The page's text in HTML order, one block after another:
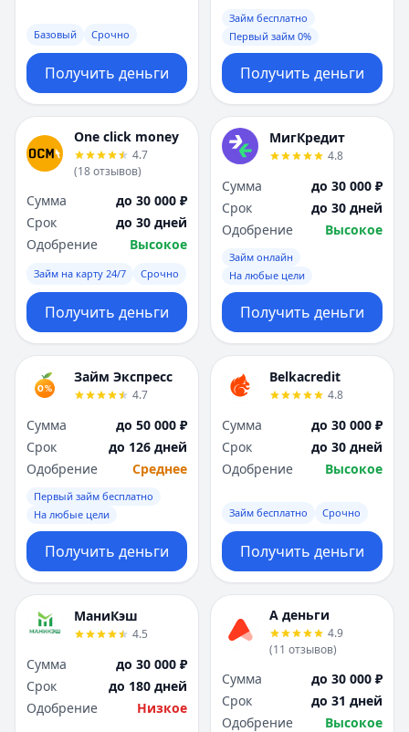
Базовый Срочно
Получить деньги
Займ бесплатно
Первый займ 0%
Получить деньги
One click money
4.7
(18отзывов)
Сумма
до 30 000 ₽
Срок
до 30 дней
Одобрение
Высокое
Займ на карту 24/7 Срочно
Получить деньги
МигКредит
4.8
Сумма
до 30 000 ₽
Срок
до 30 дней
Одобрение
Высокое
Займ онлайн
На любые цели
Получить деньги
Займ Экспресс
4.7
Сумма
до 50 000 ₽
Срок
до 126 дней
Одобрение
Среднее
Первый займ бесплатно
На любые цели
Получить деньги
Belkacredit
4.8
Сумма
до 30 000 ₽
Срок
до 30 дней
Одобрение
Высокое
Займ бесплатно Срочно
Получить деньги
МаниКэш
4.5
Сумма
до 30 000 ₽
Срок
до 180 дней
Одобрение
Низкое
А деньги
4.9
(11 отзывов)
Сумма
до 30 000 ₽
Срок
до 31 дней
Одобрение
Высокое